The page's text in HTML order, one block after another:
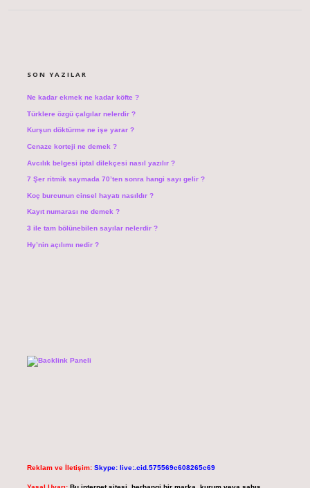
SON YAZILAR
Ne kadar ekmek ne kadar köfte ?
Türklere özgü çalgılar nelerdir ?
Kurşun döktürme ne işe yarar ?
Cenaze korteji ne demek ?
Avcılık belgesi iptal dilekçesi nasıl yazılır ?
7 Şer ritmik saymada 70’ten sonra hangi sayı gelir ?
Koç burcunun cinsel hayatı nasıldır ?
Kayıt numarası ne demek ?
3 ile tam bölünebilen sayılar nelerdir ?
Hy’nin açılımı nedir ?
Reklam ve İletişim: Skype: live:.cid.575569c608265c69